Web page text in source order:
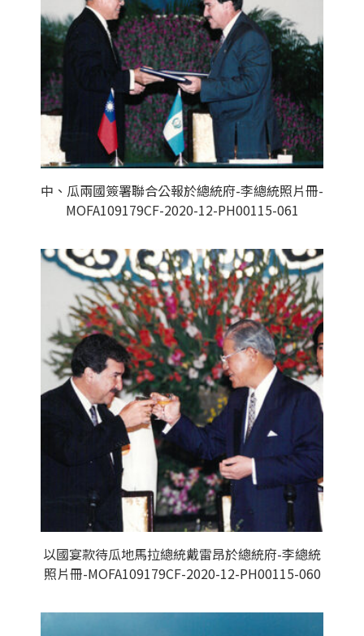
中、瓜兩國簽署聯合公報於總統府-李總統照片冊-
MOFA109179CF-2020-12-PH00115-061
以國宴款待瓜地馬拉總統戴雷昂於總統府-李總統
照片冊-MOFA109179CF-2020-12-PH00115-060